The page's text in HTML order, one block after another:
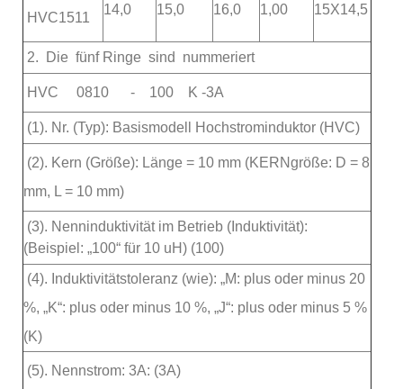
HVC1511
14,0 15,0 16,0 1,00 15X14,5
2. Die fünf Ringe sind nummeriert
HVC 0810 - 100 K -3A
(1). Nr. (Typ): Basismodell Hochstrominduktor (HVC)
(2). Kern (Größe): Länge = 10 mm (KERNgröße: D = 8
mm, L = 10 mm)
(3). Nenninduktivität im Betrieb (Induktivität):
(Beispiel: „100“ für 10 uH) (100)
(4). Induktivitätstoleranz (wie): „M: plus oder minus 20
%, „K“: plus oder minus 10 %, „J“: plus oder minus 5 %
(K)
(5). Nennstrom: 3A: (3A)